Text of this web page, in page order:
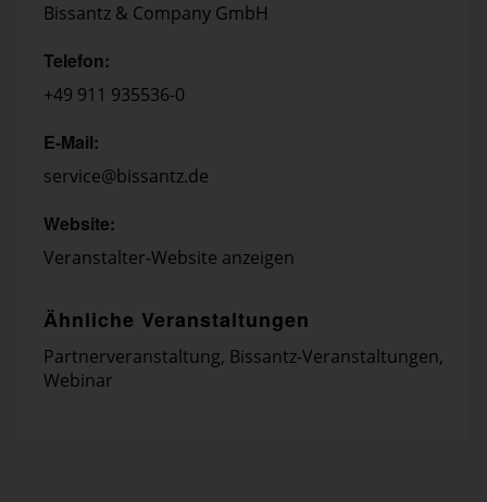
Bissantz & Company GmbH
Telefon:
+49 911 935536-0
E-Mail:
service@bissantz.de
Website:
Veranstalter-Website anzeigen
Ähnliche Veranstaltungen
Partnerveranstaltung, Bissantz-Veranstaltungen,
Webinar